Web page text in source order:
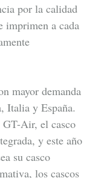
por la calidad
imprimen a cada
mayor demanda
Italia y España.
GT-Air, el casco
y este año
su casco
los cascos